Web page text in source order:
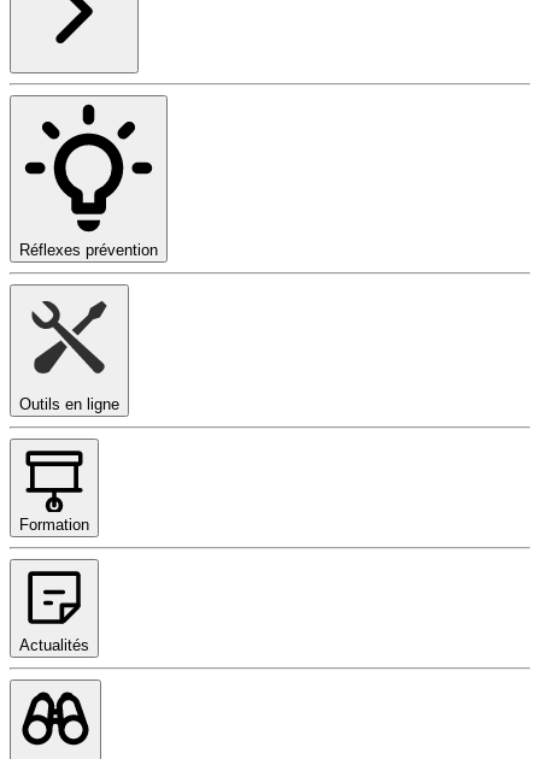
Réflexes prévention
Outils en ligne
Formation
Actualités